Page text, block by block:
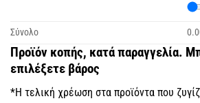
Σύνολο
Προϊόν κοπής, κατά παραγγελία.
επιλέξετε βάρος
*Η τελική χρέωση στα προϊόντα που